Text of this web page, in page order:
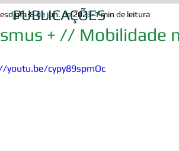
+ // Mobilidade
esdjgfa 8 de jun. de 2023 1 min de leitura
youtu.be/cypy89spmOc
PUBLICAÇÕES